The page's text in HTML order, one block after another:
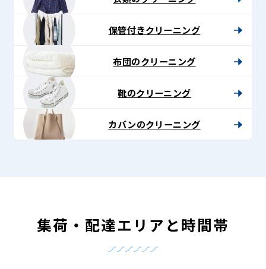
保管付きクリーニング
布団のクリーニング
靴のクリーニング
カバンのクリーニング
集荷・配達エリアと時間帯